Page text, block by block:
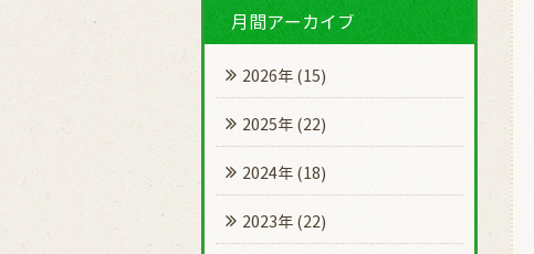
月間アーカイブ
2026年 (15)
2025年 (22)
2024年 (18)
2023年 (22)